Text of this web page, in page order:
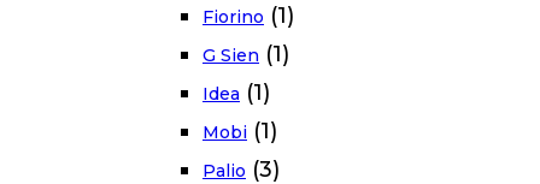
Fiorino (1)
G Sien (1)
Idea (1)
Mobi (1)
Palio (3)